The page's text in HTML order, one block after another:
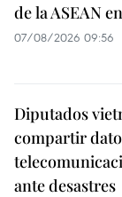
de la ASEAN
07/08/2026 09:56
Diputados
compartir
ante desastres